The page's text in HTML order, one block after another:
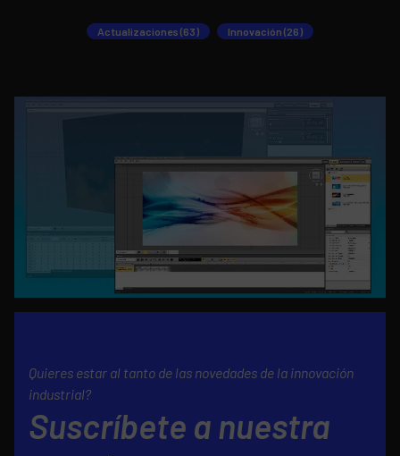
Actualizaciones (63) Innovación (26)
Quieres estar al tanto de las novedades de la innovación
industrial?
Suscríbete a nuestra